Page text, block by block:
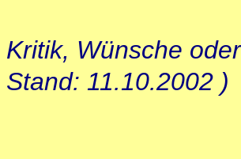
Kritik, Wünsche
Stand: 11.10.2002 )